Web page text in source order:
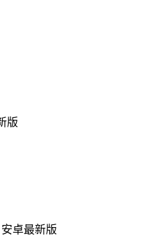
版
卓最新版